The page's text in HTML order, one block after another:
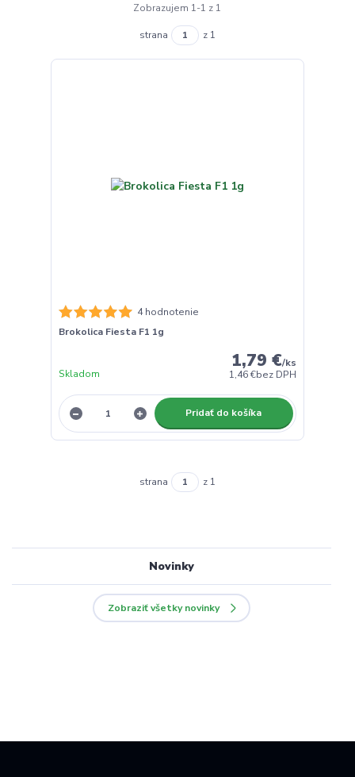
Zobrazujem 1-1 z 1
strana z 1
4 hodnotenie
Brokolica Fiesta F1 1g
1,79 €/ks
1,46 €bez DPH
Skladom
Pridať do košíka
strana z 1
Novinky
Zobraziť všetky novinky